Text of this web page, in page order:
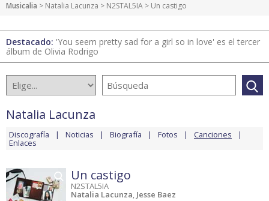
Musicalia > Natalia Lacunza > N2STAL5IA > Un castigo
Destacado: 'You seem pretty sad for a girl so in love' es el tercer
álbum de Olivia Rodrigo
Natalia Lacunza
Discografía Noticias Biografía Fotos Canciones
Enlaces
Un castigo
N2STAL5IA
Natalia Lacunza, Jesse Baez